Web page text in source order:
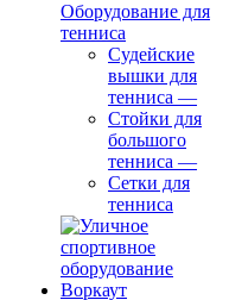
Оборудование для
тенниса
Судейские
вышки для
тенниса —
Стойки для
большого
тенниса —
Сетки для
тенниса